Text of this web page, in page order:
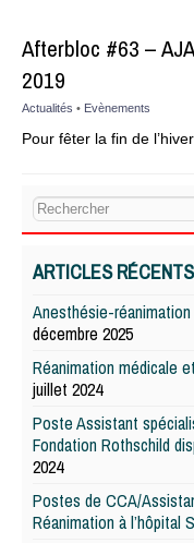
Afterbloc #63 –
2019
Actualités • Evènements
Pour fêter la fin de
ARTICLES RÉCENTS
Anesthésie-
décembre 2025
Réanimation médicale
juillet 2024
Poste Assistant
Fondation Rothschild
2024
Postes de CCA/
Réanimation à l’hôpital